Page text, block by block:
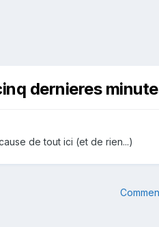
dernieres
de tout ici (et de rien...)